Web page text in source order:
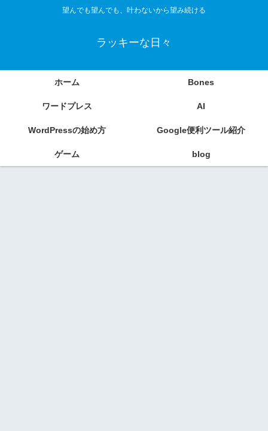
望んでも望んでも、叶わないから望み続ける
ラッキーな日々
ホーム Bones
ワードプレス AI
WordPressの始め方 Google便利ツール紹介
ゲーム blog